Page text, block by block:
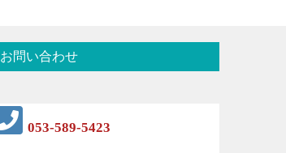
お問い合わせ
053-589-5423